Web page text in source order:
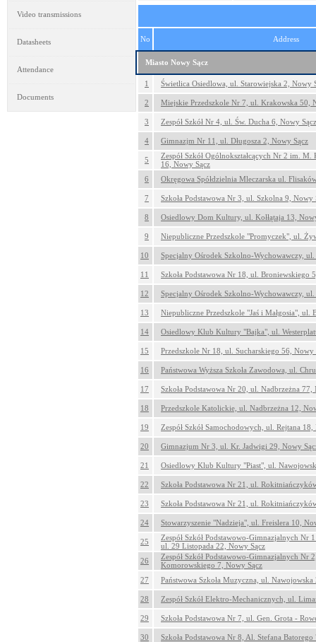
Video transmissions
Datasheets
Attendance
Documents
No Address
Miasto Nowy Sącz
1 Świetlica Osiedlowa, ul. Starowiejska 2, Nowy
2 Miejskie Przedszkole Nr 7, ul. Krakowska 50,
3 Zespół Szkół Nr 4, ul. Św. Ducha 6, Nowy Sącz
4 Gimnazjm Nr 11, ul. Długosza 2, Nowy Sącz
5
Zespół Szkół Ogólnokształcących Nr 2 im.
16, Nowy Sącz
6
Okręgowa Spółdzielnia Mleczarska ul.
7 Szkoła Podstawowa Nr 3, ul. Szkolna 9, Nowy
8 Osiedlowy Dom Kultury, ul. Kołłątaja 13,
9 Niepubliczne Przedszkole "Promyczek", ul.
10 Specjalny Ośrodek Szkolno-Wychowawczy,
11 Szkoła Podstawowa Nr 18, ul. Broniewskiego
12 Specjalny Ośrodek Szkolno-Wychowawczy,
13 Niepubliczne Przedszkole "Jaś i Małgosia", ul.
14 Osiedlowy Klub Kultury "Bajka", ul.
15 Przedszkole Nr 18, ul. Sucharskiego 56, Nowy
16 Państwowa Wyższa Szkoła Zawodowa, ul.
17 Szkoła Podstawowa Nr 20, ul. Nadbrzeżna 77,
18 Przedszkole Katolickie, ul. Nadbrzeżna 12,
19 Zespół Szkół Samochodowych, ul. Rejtana
20 Gimnazjum Nr 3, ul. Kr. Jadwigi 29, Nowy
21 Osiedlowy Klub Kultury "Piast", ul.
22 Szkoła Podstawowa Nr 21, ul.
23 Szkoła Podstawowa Nr 21, ul.
24 Stowarzyszenie "Nadzieja", ul. Freislera 10,
25
Zespół Szkół Podstawowo-Gimnazjalnych Nr
ul. 29 Listopada 22, Nowy Sącz
26
Zespół Szkół Podstawowo-Gimnazjalnych Nr
Komorowskiego 7, Nowy Sącz
27
Państwowa Szkoła Muzyczna, ul.
28 Zespół Szkół Elektro-Mechanicznych, ul.
29 Szkoła Podstawowa Nr 7, ul. Gen. Grota -
30 Szkoła Podstawowa Nr 8, Al. Stefana